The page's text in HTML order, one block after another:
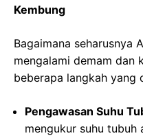
Kembung
Bagaimana seharusnya
mengalami demam dan
beberapa langkah yang
Pengawasan Suhu
mengukur suhu tubuh